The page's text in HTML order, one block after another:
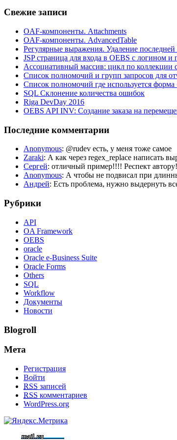
Свежие записи
OAF-компоненты. Attachments
OAF-компоненты. AdvancedTable
Регулярные выражения. Удаление
JSP страница для входа в OEBS с логином и
Ассоциативный массив: цикл по коллекции
Список полномочий и групп запросов для
Список полномочий где используется форма
SQL Склонение количества ошибок
Riga DevDay 2016
OEBS API INV: Создание заказа на
Последние комментарии
Anonymous: @rudev есть, у меня тоже самое
Zaraki: А как через regex_replace написать
Сергей: отличный пример!!!! Респект
Anonymous: А чтобы не подвисал при
Андрей: Есть проблема, нужно выдернуть
Рубрики
API
OA Framework
OEBS
oracle
Oracle e-Business Suite
Oracle Forms
Others
SQL
Workflow
Документы
Новости
Blogroll
Мета
Регистрация
Войти
RSS записей
RSS комментариев
WordPress.org